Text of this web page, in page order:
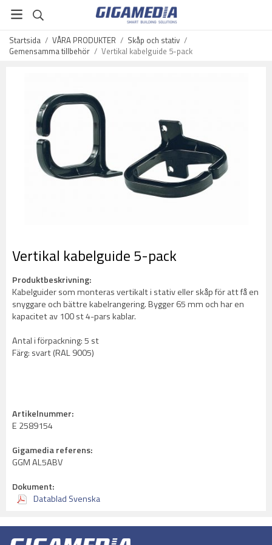
Startsida / VÅRA PRODUKTER / Skåp och stativ /
Gemensamma tillbehör / Vertikal kabelguide 5-pack
Vertikal kabelguide 5-pack
Produktbeskrivning:
Kabelguider som monteras vertikalt i stativ eller skåp för att få en
snyggare och bättre kabelrangering. Bygger 65 mm och har en
kapacitet av 100 st 4-pars kablar.
Antal i förpackning: 5 st
Färg: svart (RAL 9005)
Artikelnummer:
E 2589154
Gigamedia referens:
GGM AL5ABV
Dokument:
Datablad Svenska